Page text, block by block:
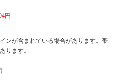
円
ンが含まれている場合があります。帯
ります。